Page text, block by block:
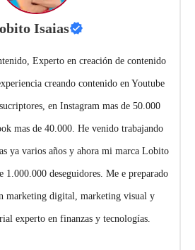
Isaias
Experto en creación de contenido
creando contenido en Youtube
en Instagram mas de 50.000
mas de 40.000. He venido trabajando
ya varios años y ahora mi marca Lobito
1.000.000 deseguidores. Me e preparado
marketing digital, marketing visual y
experto en finanzas y tecnologías.